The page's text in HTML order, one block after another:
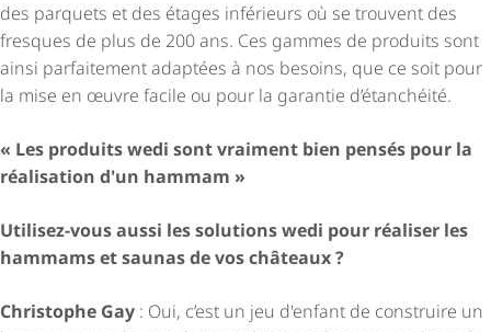
des parquets et des étages inférieurs où se trouvent des
fresques de plus de 200 ans. Ces gammes de produits sont
ainsi parfaitement adaptées à nos besoins, que ce soit pour
la mise en œuvre facile ou pour la garantie d’étanchéité.
« Les produits wedi sont vraiment bien pensés pour la
réalisation d'un hammam »
Utilisez-vous aussi les solutions wedi pour réaliser les
hammams et saunas de vos châteaux ?
Christophe Gay : Oui, c’est un jeu d'enfant de construire un